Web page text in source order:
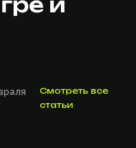
Смотреть все
статьи